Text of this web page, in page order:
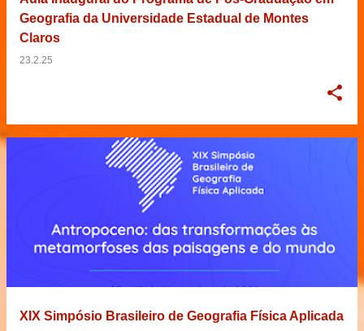
Geografia da Universidade Estadual de Montes
Claros
23.2.25
XIX Simpósio Brasileiro de Geografia Física Aplicada